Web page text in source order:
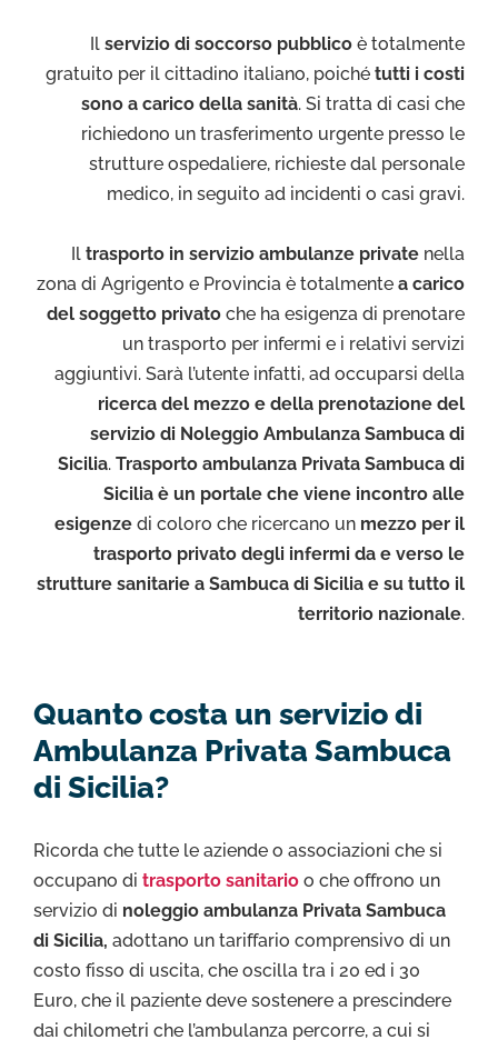
Il servizio di soccorso pubblico è totalmente
gratuito per il cittadino italiano, poiché tutti i costi
sono a carico della sanità. Si tratta di casi che
richiedono un trasferimento urgente presso le
strutture ospedaliere, richieste dal personale
medico, in seguito ad incidenti o casi gravi.
Il trasporto in servizio ambulanze private nella
zona di Agrigento e Provincia è totalmente a carico
del soggetto privato che ha esigenza di prenotare
un trasporto per infermi e i relativi servizi
aggiuntivi. Sarà l’utente infatti, ad occuparsi della
ricerca del mezzo e della prenotazione del
servizio di Noleggio Ambulanza Sambuca di
Sicilia. Trasporto ambulanza Privata Sambuca di
Sicilia è un portale che viene incontro alle
esigenze di coloro che ricercano un mezzo per il
trasporto privato degli infermi da e verso le
strutture sanitarie a Sambuca di Sicilia e su tutto il
territorio nazionale.
Quanto costa un servizio di
Ambulanza Privata Sambuca
di Sicilia?
Ricorda che tutte le aziende o associazioni che si
occupano di trasporto sanitario o che offrono un
servizio di noleggio ambulanza Privata Sambuca
di Sicilia, adottano un tariffario comprensivo di un
costo fisso di uscita, che oscilla tra i 20 ed i 30
Euro, che il paziente deve sostenere a prescindere
dai chilometri che l’ambulanza percorre, a cui si